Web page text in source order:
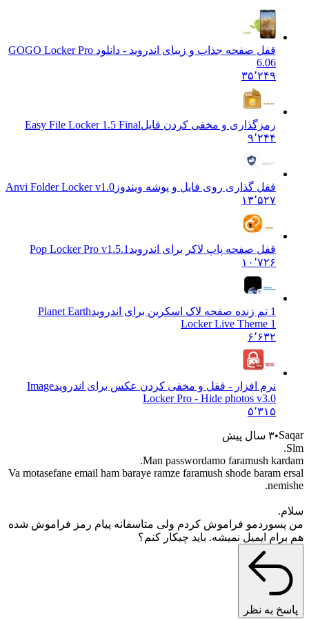
قفل صفحه جذاب و زیبای اندروید - دانلود GOGO Locker Pro
۳۵٬۲۴۹
رمزگذاری و مخفی کردن فایلEasy File Locker 1.5 Final
قفل گذاری روی فایل و پوشه ویندوز Anvi Folder Locker v1.0
۱۳٬۵۲۷
قفل صفحه پاپ لاکر برای اندروید Pop Locker Pro v1.5.1
۱۰٬۷۲۶
Planet Earth
Locker Live Theme 1
نرم افزار - قفل و مخفی کردن عکس برای اندروید Image
Locker Pro - Hide photos v3.0
۳ سال پیش
Man passwordamo faramush
Va motasefane email ham baraye ramze faramush shode
فراموش کردم ولی متاسفانه پیام رمز فراموش شده
ایمیل نمیشه. باید چیکار کنم؟
به نظر